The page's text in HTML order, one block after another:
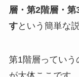
層・第2階層・第
すという簡単な
第1階層っていう